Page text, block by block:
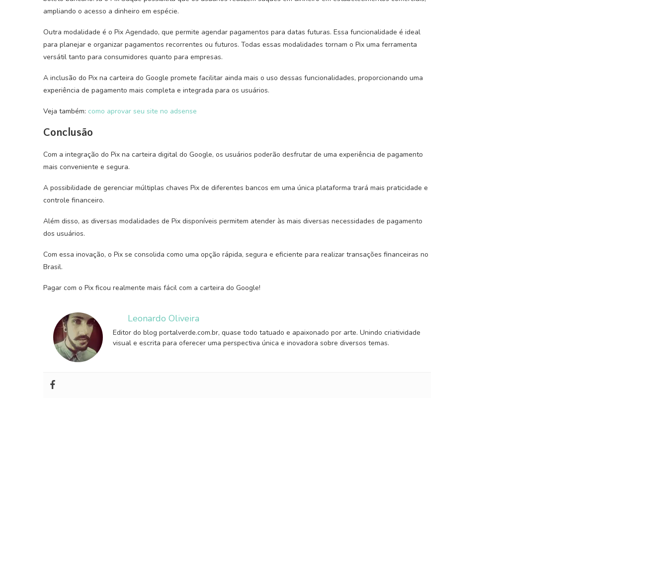
ampliando o acesso a dinheiro em espécie.
Outra modalidade é o Pix Agendado, que permite agendar pagamentos para datas futuras. Essa funcionalidade é ideal
para planejar e organizar pagamentos recorrentes ou futuros. Todas essas modalidades tornam o Pix uma ferramenta
versátil tanto para consumidores quanto para empresas.
A inclusão do Pix na carteira do Google promete facilitar ainda mais o uso dessas funcionalidades, proporcionando uma
experiência de pagamento mais completa e integrada para os usuários.
Veja também: como aprovar seu site no adsense
Conclusão
Com a integração do Pix na carteira digital do Google, os usuários poderão desfrutar de uma experiência de pagamento
mais conveniente e segura.
A possibilidade de gerenciar múltiplas chaves Pix de diferentes bancos em uma única plataforma trará mais praticidade e
controle financeiro.
Além disso, as diversas modalidades de Pix disponíveis permitem atender às mais diversas necessidades de pagamento
dos usuários.
Com essa inovação, o Pix se consolida como uma opção rápida, segura e eficiente para realizar transações financeiras no
Brasil.
Pagar com o Pix ficou realmente mais fácil com a carteira do Google!
Leonardo Oliveira
Editor do blog portalverde.com.br, quase todo tatuado e apaixonado por arte. Unindo criatividade
visual e escrita para oferecer uma perspectiva única e inovadora sobre diversos temas.